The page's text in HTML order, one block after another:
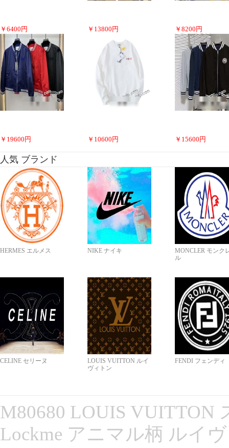
￥ 6400 円 ￥ 13800 円 ￥ 8200 円
￥ 19600 円 ￥ 10600 円 ￥ 15600 円
人気 ブランド
HERMES エルメス NIKE ナイキ
MONCLER モンク
ル
CELINE セリーヌ
LOUIS VUITTON ルイ
ヴィトン
FENDI フェンディ
M80680 LOUIS VUITTON
Lockme アニマル柄 ルイ